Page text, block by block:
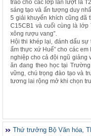
trao cho các lớp lần lượt là
sáng tạo và ấn tượng duy
5 giải khuyến khích cũng đã
C15CB1 và cuối cùng là lớp
xông rượu vang”.
Hội thi khép lại, đánh dấu
ẩm thực xứ Huế” cho các
nghiệp cho cả đội ngũ giảng
ăn đang theo học tại
vững, chú trọng đào tạo và
tương lai rộng mở khi chọn
Thứ trưởng Bộ Văn hóa,